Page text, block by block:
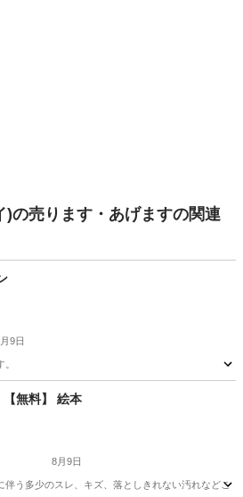
)の売ります・あげますの関連
9日
マンガ、コミック、アニメ
無料】 絵本
8月9日
伴う多少のスレ、キズ、落としきれない汚れなど